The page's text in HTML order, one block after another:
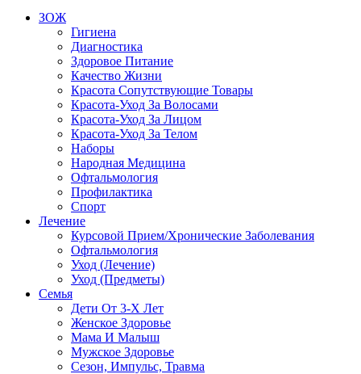
ЗОЖ
Гигиена
Диагностика
Здоровое Питание
Качество Жизни
Красота Сопутствующие Товары
Красота-Уход За Волосами
Красота-Уход За Лицом
Красота-Уход За Телом
Наборы
Народная Медицина
Офтальмология
Профилактика
Спорт
Лечение
Курсовой Прием/Хронические Заболевания
Офтальмология
Уход (Лечение)
Уход (Предметы)
Семья
Дети От 3-Х Лет
Женское Здоровье
Мама И Малыш
Мужское Здоровье
Сезон, Импульс, Травма